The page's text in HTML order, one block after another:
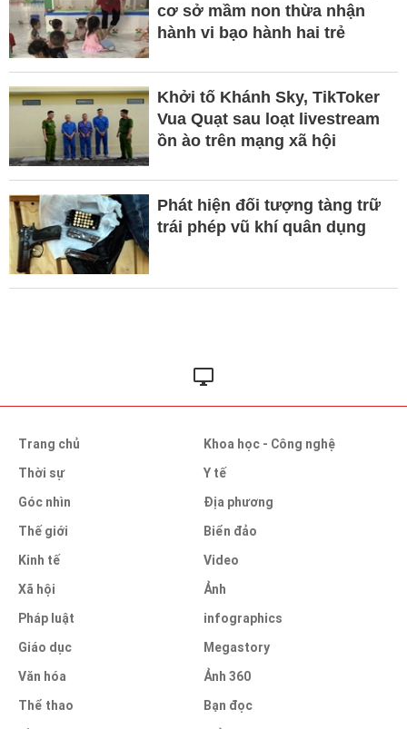
cơ sở mầm non thừa nhận
hành vi bạo hành hai trẻ
Khởi tố Khánh Sky, TikToker
Vua Quạt sau loạt livestream
ồn ào trên mạng xã hội
Phát hiện đối tượng tàng trữ
trái phép vũ khí quân dụng
Trang chủ
Thời sự
Góc nhìn
Thế giới
Kinh tế
Xã hội
Pháp luật
Giáo dục
Văn hóa
Thể thao
Khoa học - Công nghệ
Y tế
Địa phương
Biển đảo
Video
Ảnh
infographics
Megastory
Ảnh 360
Bạn đọc